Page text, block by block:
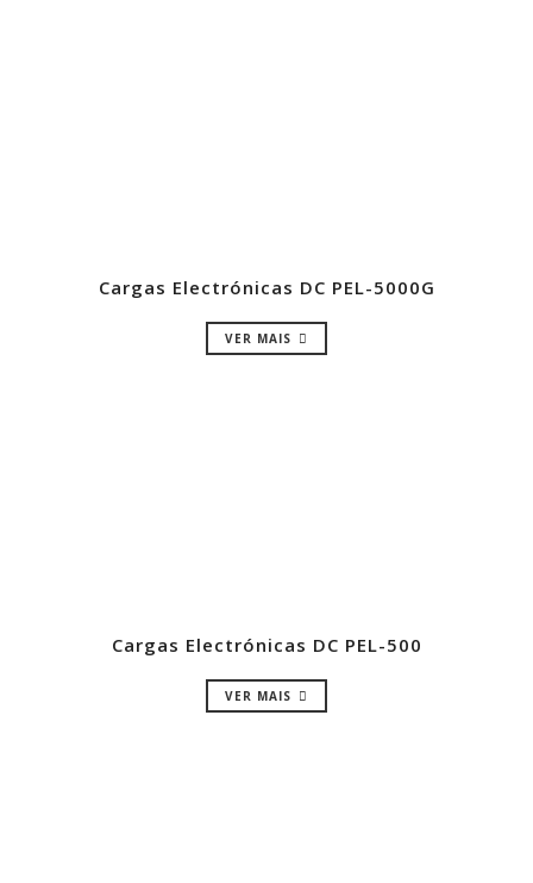
Cargas Electrónicas DC PEL-5000G
VER MAIS
Cargas Electrónicas DC PEL-500
VER MAIS